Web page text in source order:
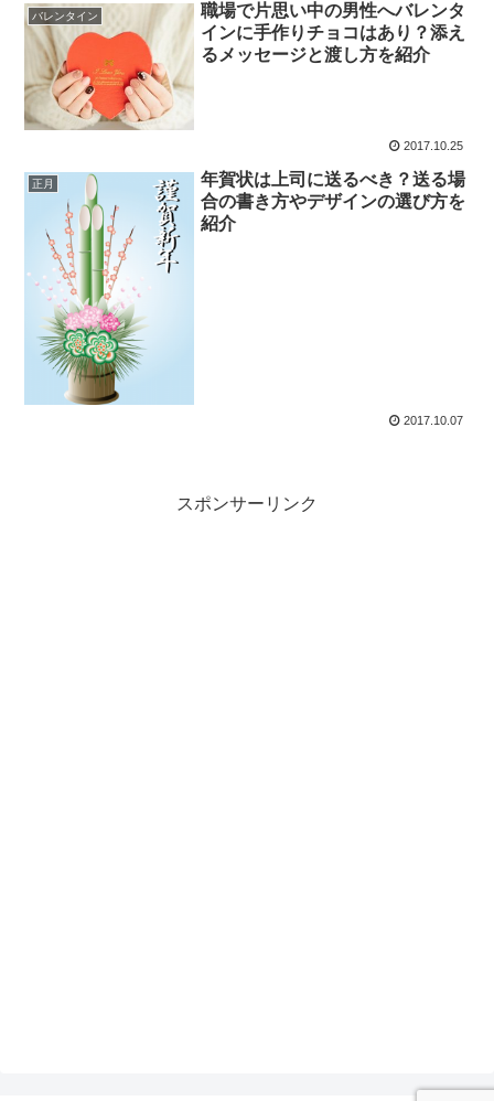
バレンタイン
職場で片思い中の男性へバレンタ
インに手作りチョコはあり？添え
るメッセージと渡し方を紹介
2017.10.25
正月
年賀状は上司に送るべき？送る場
合の書き方やデザインの選び方を
紹介
2017.10.07
スポンサーリンク